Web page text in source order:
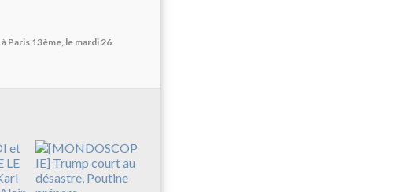
Paris 13ème, le mardi 26